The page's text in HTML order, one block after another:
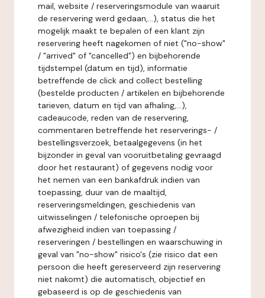
mail, website / reserveringsmodule van waaruit
de reservering werd gedaan,...), status die het
mogelijk maakt te bepalen of een klant zijn
reservering heeft nagekomen of niet ("no-show"
/ "arrived" of "cancelled") en bijbehorende
tijdstempel (datum en tijd), informatie
betreffende de click and collect bestelling
(bestelde producten / artikelen en bijbehorende
tarieven, datum en tijd van afhaling,...),
cadeaucode, reden van de reservering,
commentaren betreffende het reserverings- /
bestellingsverzoek, betaalgegevens (in het
bijzonder in geval van vooruitbetaling gevraagd
door het restaurant) of gegevens nodig voor
het nemen van een bankafdruk indien van
toepassing, duur van de maaltijd,
reserveringsmeldingen, geschiedenis van
uitwisselingen / telefonische oproepen bij
afwezigheid indien van toepassing /
reserveringen / bestellingen en waarschuwing in
geval van "no-show" risico's (zie risico dat een
persoon die heeft gereserveerd zijn reservering
niet nakomt) die automatisch, objectief en
gebaseerd is op de geschiedenis van